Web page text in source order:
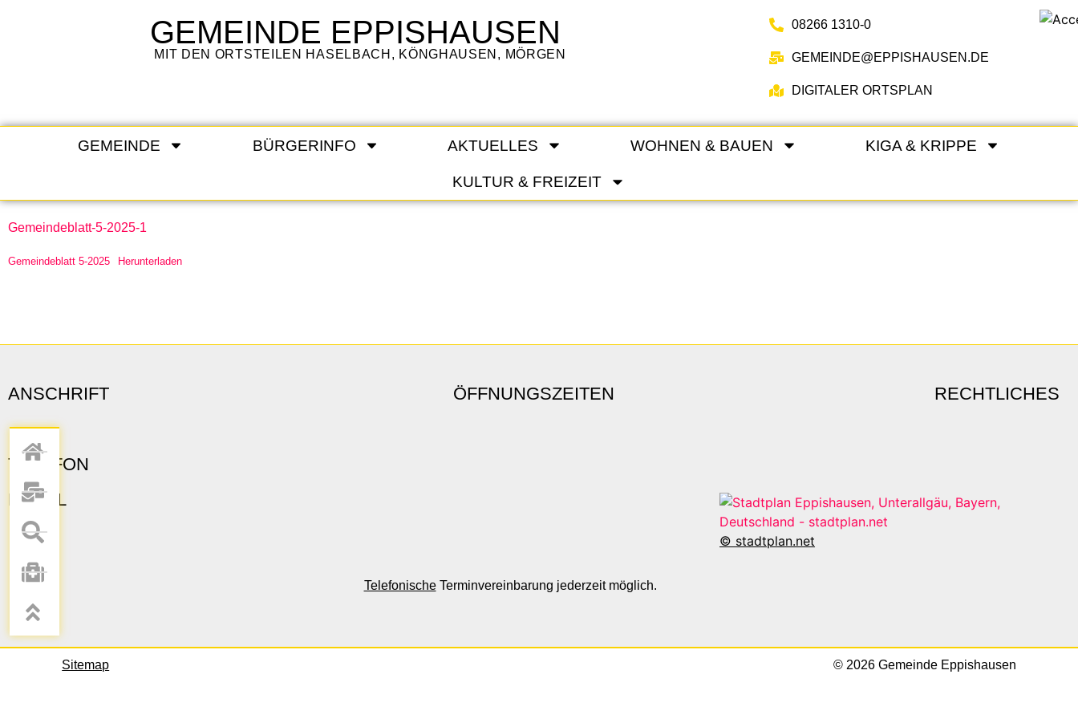
GEMEINDE EPPISHAUSEN
MIT DEN ORTSTEILEN HASELBACH, KÖNGHAUSEN, MÖRGEN
08266 1310-0
GEMEINDE@EPPISHAUSEN.DE
DIGITALER ORTSPLAN
GEMEINDE BÜRGERINFO AKTUELLES WOHNEN & BAUEN KIGA & KRIPPE
KULTUR & FREIZEIT
Gemeindeblatt-5-2025-1
Gemeindeblatt 5-2025 Herunterladen
ANSCHRIFT
TELEFON
E-MAIL
ÖFFNUNGSZEITEN
TelefonischeTerminvereinbarung jederzeit möglich.
RECHTLICHES
© stadtplan.net
Sitemap © 2026 Gemeinde Eppishausen